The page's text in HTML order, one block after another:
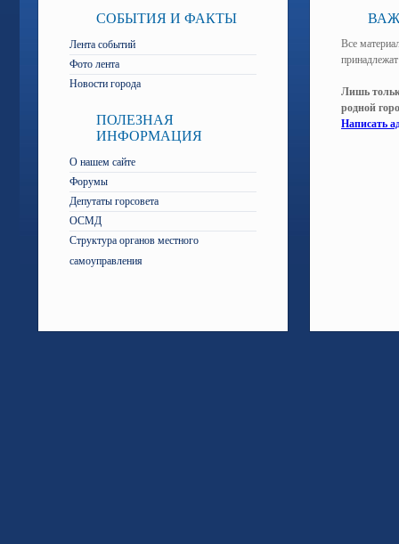
СОБЫТИЯ И ФАКТЫ
Лента событий
Фото лента
Новости города
ПОЛЕЗНАЯ
ИНФОРМАЦИЯ
О нашем сайте
Форумы
Депутаты горсовета
ОСМД
Структура органов местного
самоуправления
Все
Лишь
родной
Написать